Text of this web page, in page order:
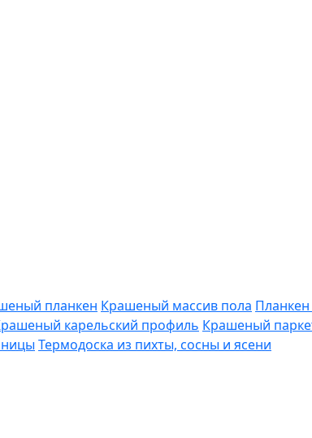
планкен Крашеный массив пола Планкен
карельский профиль Крашеный
Термодоска из пихты, сосны и ясени